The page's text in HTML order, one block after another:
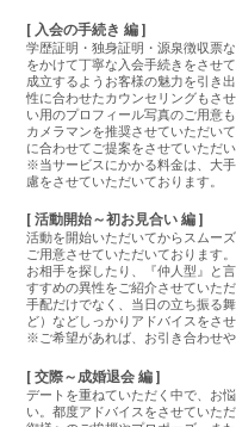
[ 入会の手続き 編 ]
学歴証明・独身証明・源泉徴収票
をかけて丁寧な入会手続きをさせ
成立するようお客様の魅力を引き
性に合わせたカウンセリングもさ
い用のプロフィール写真のご用意
カメラマンを推奨させていただい
に合わせてご提案をさせていただい
※当サービスにかかる料金は、大
慮をさせていただいております。
[ 活動開始～初お見合い 編 ]
活動を開始いただいてからスムー
ご用意させていただいております
お相手を探したり、『仲人型』と
すすめの異性をご紹介させていた
手配だけでなく、当日の立ち振る
ど）などしっかりアドバイスをさ
※ご希望があれば、お引き合わせ
[ 交際～成婚退会 編 ]
デートを重ねていただく中で、お
い。都度アドバイスをさせていた